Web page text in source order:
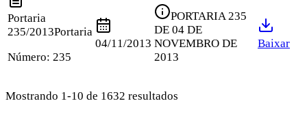
Portaria
235/2013Portaria
Número: 235
04/11/2013
PORTARIA 235
DE 04 DE
NOVEMBRO DE
2013
Baixar
Mostrando 1-10 de 1632 resultados